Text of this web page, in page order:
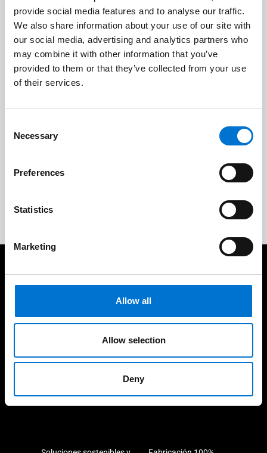
provide social media features and to analyse our traffic.
We also share information about your use of our site with
our social media, advertising and analytics partners who
may combine it with other information that you’ve
provided to them or that they’ve collected from your use
of their services.
Selection
Necessary
Preferences
Statistics
Marketing
Allow all
Allow selection
Deny
1 Estudio técnico y de costes
2 Calidad a medida
Instalación in situ de calidad
Cuidamos de nuestros clientes
Experiencia consolidada y
demostrable en el tiempo
190 industriales de la Red
Aluminier TECHNAL cerca